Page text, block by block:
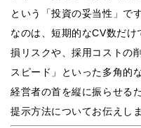
という「投資の妥当性」で
なのは、短期的なCV数だ
損リスクや、採用コストの
スピード」といった多角的
経営者の首を縦に振らせる
提示方法についてお伝えしま